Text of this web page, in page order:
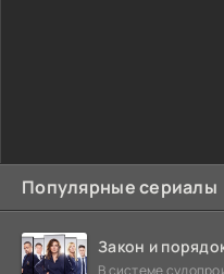
Популярные сериалы